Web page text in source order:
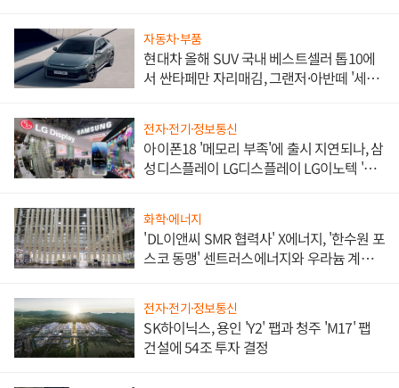
자동차·부품
현대차 올해 SUV 국내 베스트셀러 톱10에
서 싼타페만 자리매김, 그랜저·아반떼 '세단
전자·전기·정보통신
아이폰18 '메모리 부족'에 출시 지연되나, 삼
성디스플레이 LG디스플레이 LG이노텍 '탈
화학·에너지
'DL이앤씨 SMR 협력사' X에너지, '한수원 포
스코 동맹' 센트러스에너지와 우라늄 계약
전자·전기·정보통신
SK하이닉스, 용인 'Y2' 팹과 청주 'M17' 팹
건설에 54조 투자 결정